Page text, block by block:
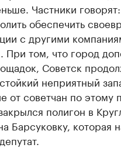
Частники
обеспечить
с другими
При том, что город
Советск
неприятный
от советчан по этому
полигон в
Барсуковку, которая